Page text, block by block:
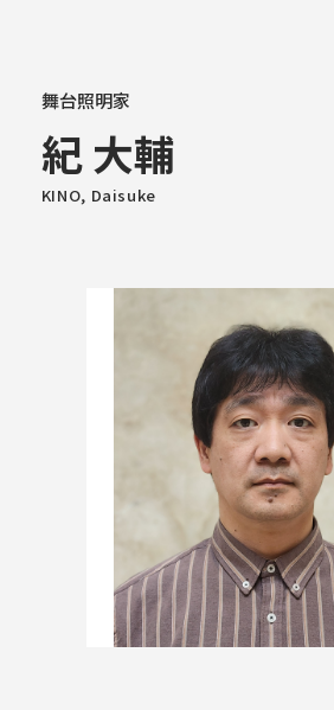
学部学科
入試情報
舞台照明家
紀 大輔
KINO, Daisuke